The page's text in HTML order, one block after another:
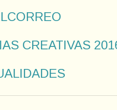
CREATIVAS